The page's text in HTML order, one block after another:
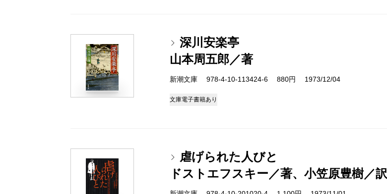
深川安楽亭
山本周五郎／著
新潮文庫 978-4-10-113424-6 880円 1973/12/04
文庫電子書籍あり
虐げられた人びと
ドストエフスキー／著、小笠原豊樹／訳